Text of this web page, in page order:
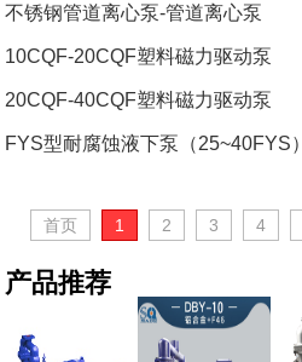
不锈钢管道离心泵-管道离心泵
10CQF-20CQF塑料磁力驱动泵
20CQF-40CQF塑料磁力驱动泵
FYS型耐腐蚀液下泵（25~40FYS）
首页 1 2 3 4
产品推荐